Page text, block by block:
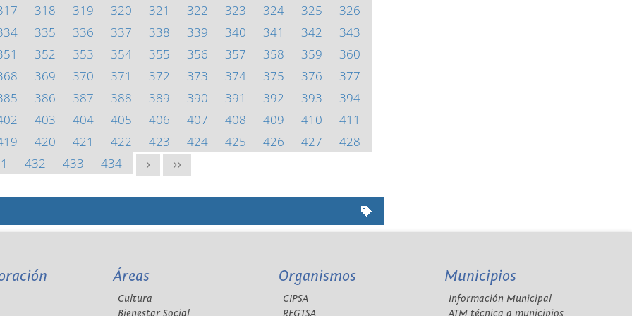
318 319 320 321 322 323 324 325
326
335 336 337 338 339 340 341 342
343
352 353 354 355 356 357 358 359
360
369 370 371 372 373 374 375 376
377
386 387 388 389 390 391 392 393
394
403 404 405 406 407 408 409 410
411
420 421 422 423 424 425 426 427
428
432 433 434 > >>
Áreas
Cultura
Organismos
CIPSA
Municipios
Información Municipal